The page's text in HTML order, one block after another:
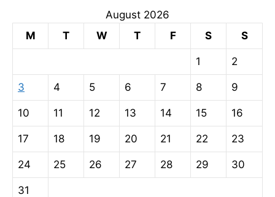
August 2026
M
T W T F S S
1 2
3 4 5 6 7 8 9
10 11 12 13 14 15 16
17 18 19 20 21 22 23
24 25 26 27 28 29 30
31